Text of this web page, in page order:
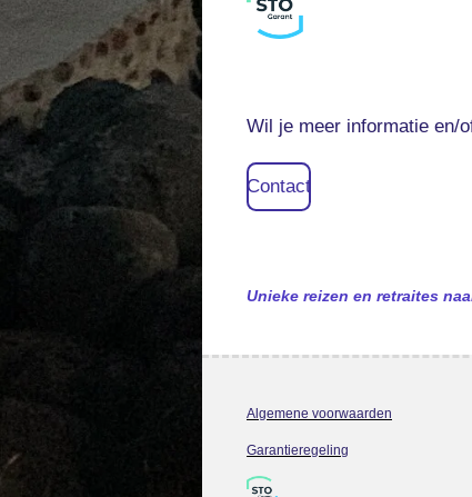
Wil je meer informatie en/
Contact
Unieke reizen en retraites
Algemene voorwaarden
Garantieregeling